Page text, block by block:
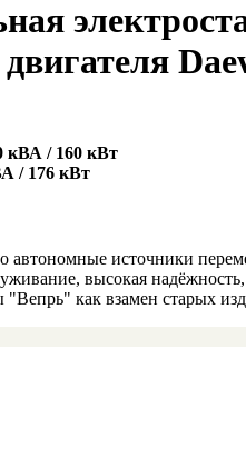
двигателя
кВА / 160 кВт
/ 176 кВт
автономные источники
высокая
"Вепрь" как взамен старых